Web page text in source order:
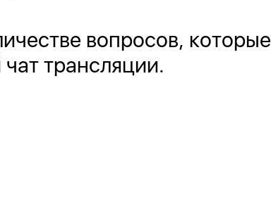
вопросов, которые
трансляции.